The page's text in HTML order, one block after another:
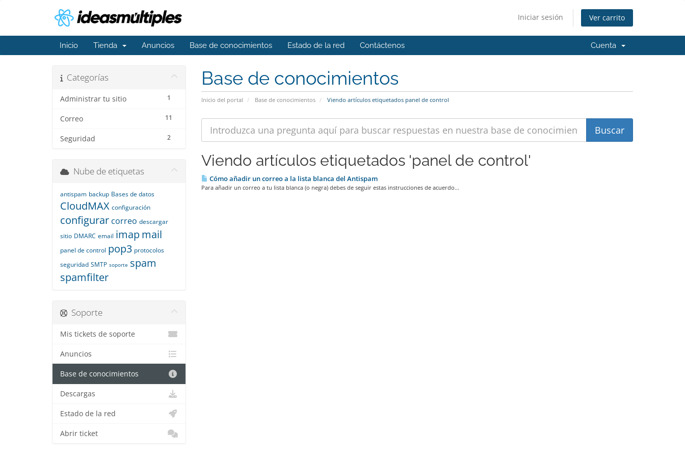
Iniciar sesión Ver carrito
Inicio Tienda Anuncios Base de conocimientos Estado de la red Contáctenos Cuenta
Base de conocimientos
Inicio del portal Base de conocimientos Viendo artículos etiquetados panel de control
Categorías
1
Administrar tu sitio
11
Correo
2
Seguridad
Viendo artículos etiquetados 'panel de control'
Cómo añadir un correo a la lista blanca del Antispam
Para añadir un correo a tu lista blanca (o negra) debes de seguir estas instrucciones de acuerdo...
Nube de etiquetas
antispam backup Bases de datos
CloudMAX configuración
configurar correo descargar
sitio DMARC email imapmail
panel de control pop3 protocolos
seguridad SMTP soporte spam
spamfilter
Soporte
Mis tickets de soporte
Anuncios
Base de conocimientos
Descargas
Estado de la red
Abrir ticket